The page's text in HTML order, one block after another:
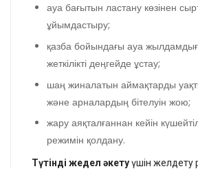
ауа бағытын ластану көзінен
ұйымдастыру;
қазба бойындағы ауа
жеткілікті деңгейде ұстау;
шаң жиналатын аймақтарды
және арналардың бітелуін жою;
жару аяқталғаннан кейін
режимін қолдану.
Түтінді жедел әкетуүшін желдету